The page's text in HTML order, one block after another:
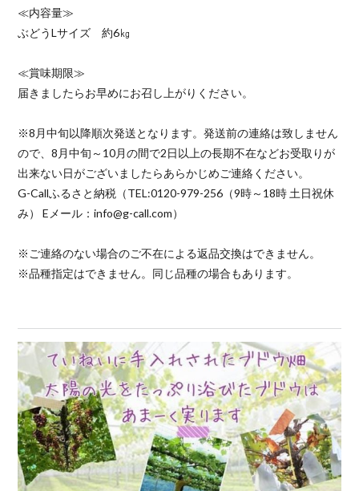
≪内容量≫
ぶどうLサイズ 約6㎏
≪賞味期限≫
届きましたらお早めにお召し上がりください。
※8月中旬以降順次発送となります。発送前の連絡は致しません
ので、8月中旬～10月の間で2日以上の長期不在などお受取りが
出来ない日がございましたらあらかじめご連絡ください。
G-Callふるさと納税（TEL:0120-979-256（9時～18時 土日祝休
み） Eメール：info@g-call.com）
※ご連絡のない場合のご不在による返品交換はできません。
※品種指定はできません。同じ品種の場合もあります。